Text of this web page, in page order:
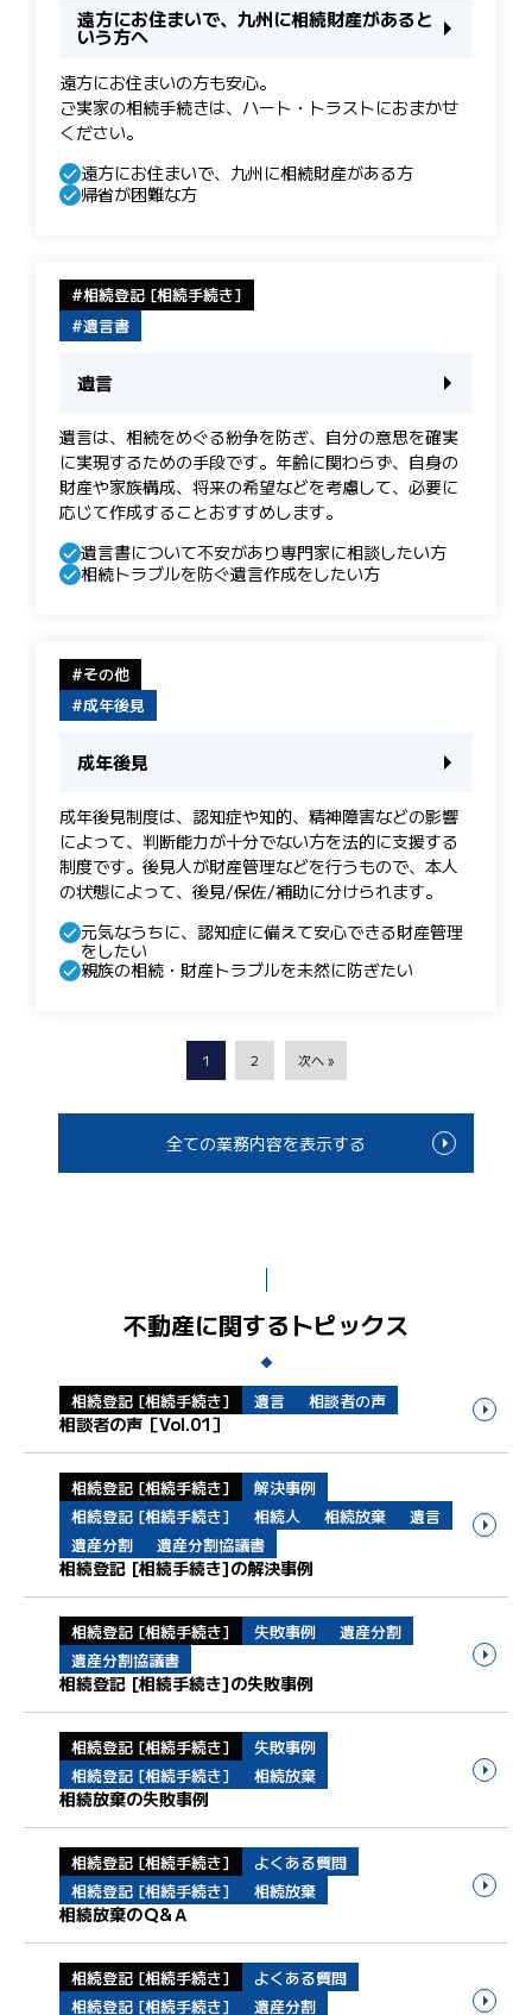
遠方にお住まいで、九州に相続財産があると
いう方へ
遠方にお住まいの方も安心。
ご実家の相続手続きは、ハート・トラストにおまかせ
ください。
遠方にお住まいで、九州に相続財産がある方
帰省が困難な方
相続登記 [相続手続き]
遺言書
遺言
遺言は、相続をめぐる紛争を防ぎ、自分の意思を確実
に実現するための手段です。 年齢に関わらず、自身の
財産や家族構成、将来の希望などを考慮して、必要に
応じて作成することおすすめします。
遺言書について不安があり専門家に相談したい方
相続トラブルを防ぐ遺言作成をしたい方
その他
成年後見
成年後見
成年後見制度は、認知症や知的、精神障害などの影響
によって、判断能力が十分でない方を法的に支援する
制度です。後見人が財産管理などを行うもので、本人
の状態によって、後見/保佐/補助に分けられます。
元気なうちに、認知症に備えて安心できる財産管理
をしたい
親族の相続・財産トラブルを未然に防ぎたい
1 2 次へ »
全ての業務内容を表示する
不動産に関するトピックス
相続登記 [相続手続き] 遺言 相談者の声
相談者の声［Vol.01］
相続登記 [相続手続き]
解決事例
相続登記 [相続手続き]
相続人 相続放棄
遺言
遺産分割
遺産分割協議書
相続登記 [相続手続き]の解決事例
相続登記 [相続手続き] 失敗事例
遺産分割
遺産分割協議書
相続登記 [相続手続き]の失敗事例
相続登記 [相続手続き]
失敗事例
相続登記 [相続手続き]
相続放棄
相続放棄の失敗事例
相続登記 [相続手続き]
よくある質問
相続登記 [相続手続き]
相続放棄
相続放棄のＱ&Ａ
相続登記 [相続手続き]
よくある質問
相続登記 [相続手続き]
遺産分割